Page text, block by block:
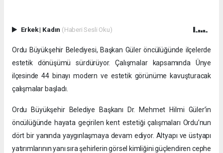
Erkek| Kadın (Haberi Sesli Oku)
Ordu Büyükşehir Belediyesi, Başkan Güler öncülüğünde ilçelerde
estetik dönüşümü sürdürüyor. Çalışmalar kapsamında Ünye
ilçesinde 44 binayı modern ve estetik görünüme kavuşturacak
çalışmalar başladı.
Ordu Büyükşehir Belediye Başkanı Dr. Mehmet Hilmi Güler’in
öncülüğünde hayata geçirilen kent estetiği çalışmaları Ordu’nun
dört bir yanında yaygınlaşmaya devam ediyor. Altyapı ve üstyapı
yatırımlarının yanı sıra şehirlerin görsel kimliğini güçlendiren cephe